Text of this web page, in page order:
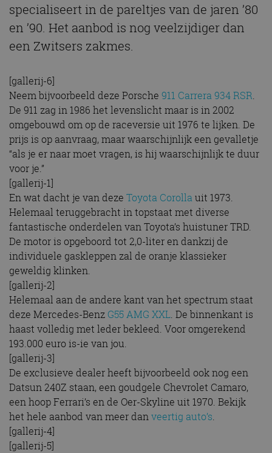
specialiseert in de pareltjes van de jaren ’80
en ’90. Het aanbod is nog veelzijdiger dan
een Zwitsers zakmes.
[gallerij-6]
Neem bijvoorbeeld deze Porsche 911 Carrera 934 RSR.
De 911 zag in 1986 het levenslicht maar is in 2002
omgebouwd om op de raceversie uit 1976 te lijken. De
prijs is op aanvraag, maar waarschijnlijk een gevalletje
“als je er naar moet vragen, is hij waarschijnlijk te duur
voor je.”
[gallerij-1]
En wat dacht je van deze Toyota Corollauit 1973.
Helemaal teruggebracht in topstaat met diverse
fantastische onderdelen van Toyota’s huistuner TRD.
De motor is opgeboord tot 2,0-liter en dankzij de
individuele gaskleppen zal de oranje klassieker
geweldig klinken.
[gallerij-2]
Helemaal aan de andere kant van het spectrum staat
deze Mercedes-BenzG55 AMG XXL. De binnenkant is
haast volledig met leder bekleed. Voor omgerekend
193.000 euro is-ie van jou.
[gallerij-3]
De exclusieve dealer heeft bijvoorbeeld ook nog een
Datsun 240Z staan, een goudgele Chevrolet Camaro,
een hoop Ferrari’s en de Oer-Skyline uit 1970. Bekijk
het hele aanbod van meer danveertig auto’s.
[gallerij-4]
[gallerij-5]